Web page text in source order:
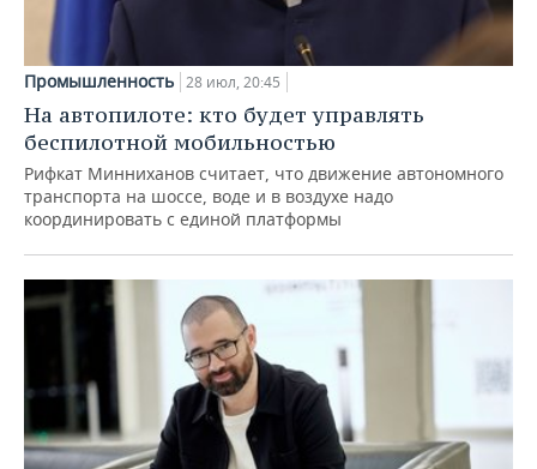
Промышленность 28 июл, 20:45
На автопилоте: кто будет управлять
беспилотной мобильностью
Рифкат Минниханов считает, что движение автономного
транспорта на шоссе, воде и в воздухе надо
координировать с единой платформы